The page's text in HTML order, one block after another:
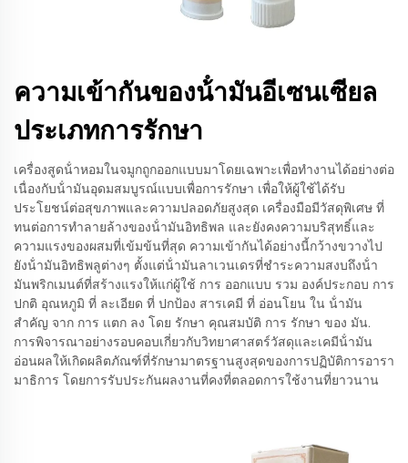
ความเข้ากันของน้ํามันอีเซนเซียล
ประเภทการรักษา
เครื่องสูดน้ําหอมในจมูกถูกออกแบบมาโดยเฉพาะเพื่อทํางานได้อย่างต่อ
เนื่องกับน้ํามันอุดมสมบูรณ์แบบเพื่อการรักษา เพื่อให้ผู้ใช้ได้รับ
ประโยชน์ต่อสุขภาพและความปลอดภัยสูงสุด เครื่องมือมีวัสดุพิเศษ ที่
ทนต่อการทําลายล้างของน้ํามันอิทธิพล และยังคงความบริสุทธิ์และ
ความแรงของผสมที่เข้มข้นที่สุด ความเข้ากันได้อย่างนี้กว้างขวางไป
ยังน้ํามันอิทธิพลูต่างๆ ตั้งแต่น้ํามันลาเวนเดรที่ชําระความสงบถึงน้ํา
มันพริกเมนต์ที่สร้างแรงให้แก่ผู้ใช้ การ ออกแบบ รวม องค์ประกอบ การ
ปกติ อุณหภูมิ ที่ ละเอียด ที่ ปกป้อง สารเคมี ที่ อ่อนโยน ใน น้ํามัน
สําคัญ จาก การ แตก ลง โดย รักษา คุณสมบัติ การ รักษา ของ มัน.
การพิจารณาอย่างรอบคอบเกี่ยวกับวิทยาศาสตร์วัสดุและเคมีน้ํามัน
อ่อนผลให้เกิดผลิตภัณฑ์ที่รักษามาตรฐานสูงสุดของการปฏิบัติการอารา
มาธิการ โดยการรับประกันผลงานที่คงที่ตลอดการใช้งานที่ยาวนาน